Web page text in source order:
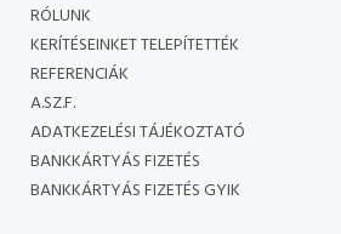
RÓLUNK
KERÍTÉSEINKET TELEPÍTETTÉK
REFERENCIÁK
A.SZ.F.
ADATKEZELÉSI TÁJÉKOZTATÓ
BANKKÁRTYÁS FIZETÉS
BANKKÁRTYÁS FIZETÉS GYIK